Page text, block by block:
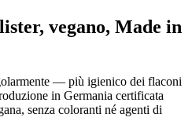
vegano, Made in
— più igienico dei flaconi
in Germania certificata
senza coloranti né agenti di